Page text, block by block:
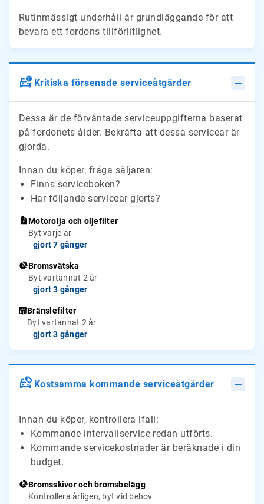
Rutinmässigt underhåll är grundläggande för att
bevara ett fordons tillförlitlighet.
Kritiska försenade serviceåtgärder
Dessa är de förväntade serviceuppgifterna baserat
på fordonets ålder. Bekräfta att dessa servicear är
gjorda.
Innan du köper, fråga säljaren:
Finns serviceboken?
Har följande servicear gjorts?
Motorolja och oljefilter
Byt varje år
gjort 7 gånger
Bromsvätska
Byt vartannat 2 år
gjort 3 gånger
Bränslefilter
Byt vartannat 2 år
gjort 3 gånger
Kostsamma kommande serviceåtgärder
Innan du köper, kontrollera ifall:
Kommande intervallservice redan utförts.
Kommande servicekostnader är beräknade i din
budget.
Bromsskivor och bromsbelägg
Kontrollera årligen, byt vid behov